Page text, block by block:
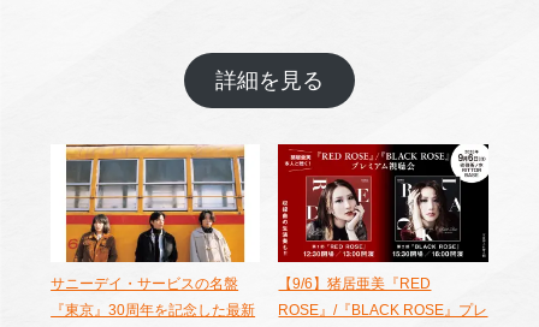
詳細を見る
サニーデイ・サービスの名盤
『東京』30周年を記念した最新
【9/6】猪居亜美『RED
ROSE』/『BLACK ROSE』プレ